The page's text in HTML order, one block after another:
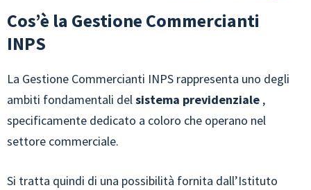
Cos’è la Gestione Commercianti
INPS
La Gestione Commercianti INPS rappresenta uno degli
ambiti fondamentali delsistema previdenziale ,
specificamente dedicato a coloro che operano nel
settore commerciale.
Si tratta quindi di una possibilità fornita dall’Istituto